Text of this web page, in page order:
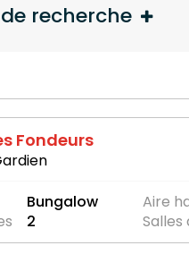
recherche
Fondeurs
Bungalow
2
Aire
Salles